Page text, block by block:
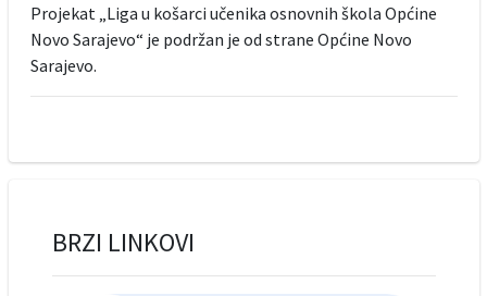
Projekat „Liga u košarci učenika osnovnih škola Općine
Novo Sarajevo“ je podržan je od strane Općine Novo
Sarajevo.
BRZI LINKOVI